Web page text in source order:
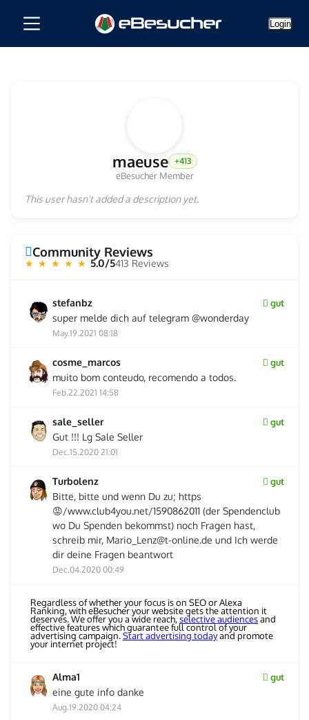
Login
maeuse +413
eBesucher Member
This user hasn't added a description yet.
Community Reviews
★ ★ ★ ★ ★ 5.0/5413 Reviews
stefanbz gut
super melde dich auf telegram @wonderday
May.19.2021 08:18
cosme_marcos gut
muito bom conteudo, recomendo a todos.
Feb.22.2021 14:58
sale_seller gut
Gut !!! Lg Sale Seller
Dec.15.2020 21:01
Turbolenz gut
Bitte, bitte und wenn Du zu; https
😡/www.club4you.net/1590862011 (der Spendenclub
wo Du Spenden bekommst) noch Fragen hast,
schreib mir, Mario_Lenz@t-online.de und Ich werde
dir deine Fragen beantwort
Dec.04.2020 00:49
Regardless of whether your focus is on SEO or Alexa
Ranking, with eBesucher your website gets the attention it
deserves. We offer you a wide reach,selective audiencesand
effective features which guarantee full control of your
advertising campaign.Start advertising todayand promote
your internet project!
Alma1 gut
eine gute info danke
Aug.19.2020 04:24